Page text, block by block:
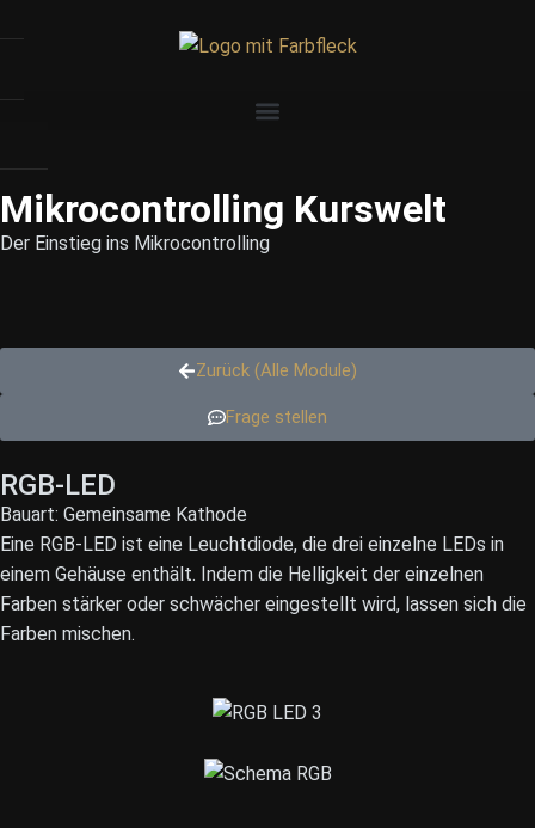
Mikrocontrolling Kurswelt
Der Einstieg ins Mikrocontrolling
Zurück (Alle Module)
Frage stellen
RGB-LED
Bauart: Gemeinsame Kathode
Eine RGB-LED ist eine Leuchtdiode, die drei einzelne LEDs in
einem Gehäuse enthält. Indem die Helligkeit der einzelnen
Farben stärker oder schwächer eingestellt wird, lassen sich die
Farben mischen.